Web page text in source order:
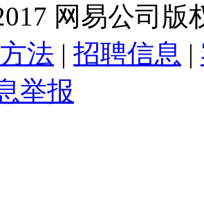
网易公司版
法 | 招聘信息 |
举报